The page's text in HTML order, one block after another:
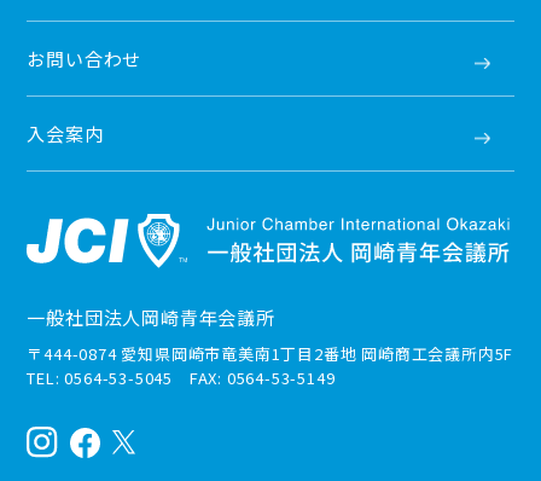
お問い合わせ
入会案内
一般社団法人岡崎青年会議所
〒444-0874 愛知県岡崎市竜美南1丁目2番地 岡崎商工会議所内5F
TEL: 0564-53-5045 FAX: 0564-53-5149